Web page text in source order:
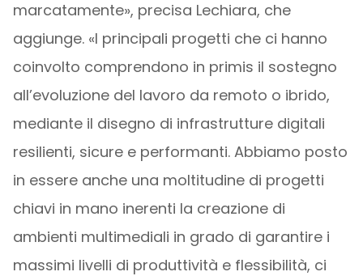
marcatamente», precisa Lechiara, che
aggiunge. «I principali progetti che ci hanno
coinvolto comprendono in primis il sostegno
all’evoluzione del lavoro da remoto o ibrido,
mediante il disegno di infrastrutture digitali
resilienti, sicure e performanti. Abbiamo posto
in essere anche una moltitudine di progetti
chiavi in mano inerenti la creazione di
ambienti multimediali in grado di garantire i
massimi livelli di produttività e flessibilità, ci